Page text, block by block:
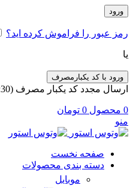
ورود
رمز عبور را فراموش کرده اید؟
یا
ورود با کد یکبارمصرف
ارسال مجدد کد یکبار مصرف (00:
30
0 محصول 0 تومان
منو
صفحه نخست
دسته بندی محصولات
موبایل